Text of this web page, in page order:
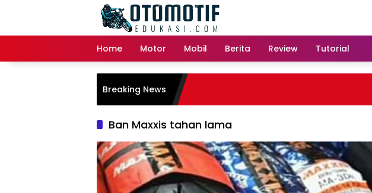
Home Motor Mobil Berita Review Tutorial
Breaking News
Ban Maxxis tahan lama